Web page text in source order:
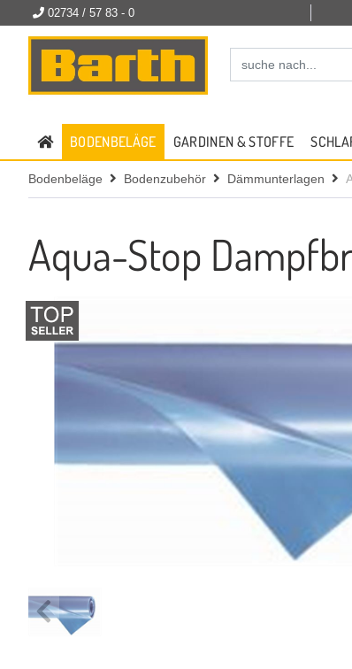
02734 / 57 83 - 0
BODENBELÄGE GARDINEN & STOFFE
Bodenbeläge Bodenzubehör Dämmunterlagen
Aqua-Stop